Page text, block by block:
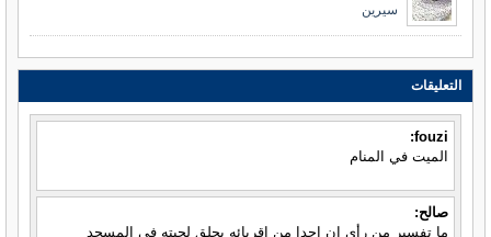
سيرين
التعليقات
fouzi:
الميت في المنام
صالح:
ما تفسير من رأى ان احدا من اقربائه يحلق لحيته في المسجد